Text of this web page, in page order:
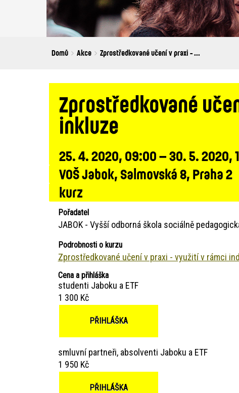
Breadcrumbs
You
Domů Akce Zprostředkované učení v praxi - ...
Zprostředkované
inkluze
25. 4. 2020, 09:00 – 30. 5. 2020,
VOŠ Jabok, Salmovská 8, Praha 2
kurz
Pořadatel
JABOK - Vyšší odborná škola sociálně
Podrobnosti o kurzu
Zprostředkované učení v praxi - využití v rámci
Cena a přihláška
studenti Jaboku a ETF
1 300 Kč
PŘIHLÁŠKA
smluvní partneři, absolventi Jaboku a ETF
1 950 Kč
PŘIHLÁŠKA